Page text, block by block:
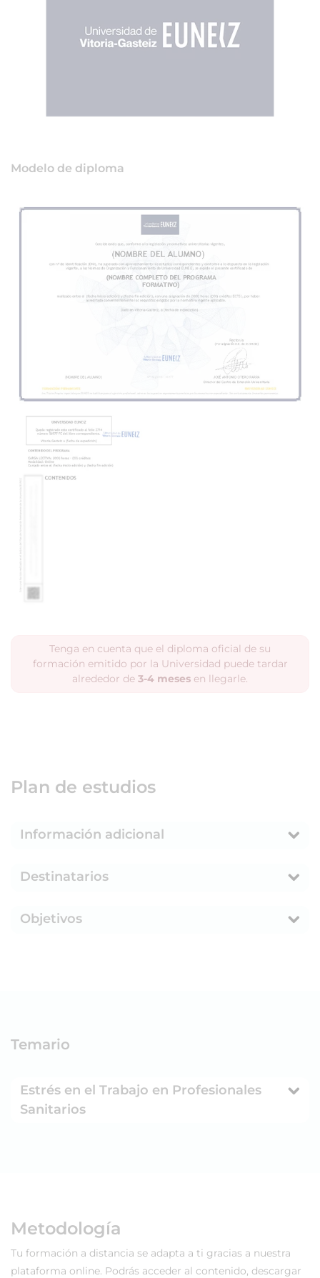
Modelo de diploma
Tenga en cuenta que el diploma oficial de su
formación emitido por la Universidad puede tardar
alrededor de 3-4 meses en llegarle.
Plan de estudios
Información adicional
Destinatarios
Objetivos
Temario
Estrés en el Trabajo en Profesionales
Sanitarios
Metodología
Tu formación a distancia se adapta a ti gracias a nuestra
plataforma online. Podrás acceder al contenido, descargar